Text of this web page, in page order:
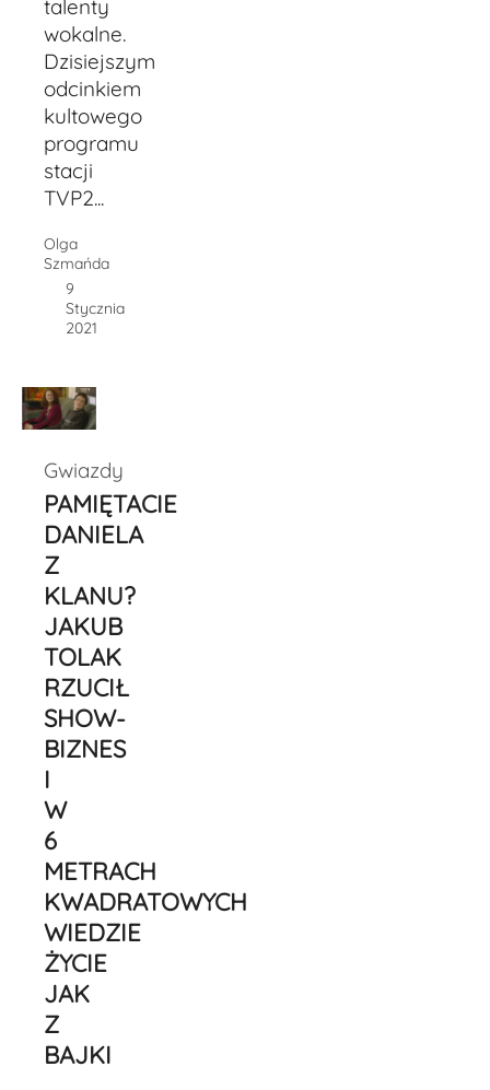
talenty
wokalne.
Dzisiejszym
odcinkiem
kultowego
programu
stacji
TVP2...
Olga
Szmańda
9
Stycznia
2021
Gwiazdy
PAMIĘTACIE
DANIELA
Z
KLANU?
JAKUB
TOLAK
RZUCIŁ
SHOW-
BIZNES
I
W
6
METRACH
KWADRATOWYCH
WIEDZIE
ŻYCIE
JAK
Z
BAJKI